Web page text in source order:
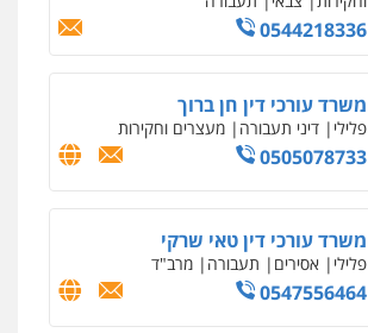
0542255161
גל דהן – משרד עורך דין פלילי
פלילי פשיעה חמורה סמים מעצרים
וחקירות
0544723840
עו"ד ראוף נג'אר
פלילי עורכי דין לענייני אסירים מעצרים
סמים רכוש
0548009246